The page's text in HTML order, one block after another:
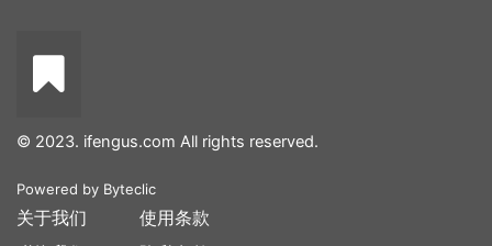
© 2023. ifengus.com All rights reserved.
Powered by Byteclic
关于我们
使用条款